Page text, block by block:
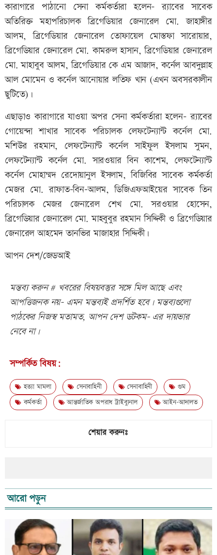
কারাগারে পাঠানো সেনা কর্মকর্তারা হলেন- র‍্যাবের সাবেক
অতিরিক্ত মহাপরিচালক ব্রিগেডিয়ার জেনারেল মো. জাহাঙ্গীর
আলম, ব্রিগেডিয়ার জেনারেল তোফায়েল মোস্তফা সারোয়ার,
ব্রিগেডিয়ার জেনারেল মো. কামরুল হাসান, ব্রিগেডিয়ার জেনারেল
মো. মাহাবুব আলম, ব্রিগেডিয়ার কে এম আজাদ, কর্নেল আবদুল্লাহ
আল মোমেন ও কর্নেল আনোয়ার লতিফ খান (এখন অবসরকালীন
ছুটিতে)।
এছাড়াও কারাগারে যাওয়া অপর সেনা কর্মকর্তারা হলেন- র‍্যাবের
গোয়েন্দা শাখার সাবেক পরিচালক লেফটেন্যান্ট কর্নেল মো.
মশিউর রহমান, লেফটেন্যান্ট কর্নেল সাইফুল ইসলাম সুমন,
লেফটেন্যান্ট কর্নেল মো. সারওয়ার বিন কাশেম, লেফটেন্যান্ট
কর্নেল মোহাম্মদ রেদোয়ানুল ইসলাম, বিজিবির সাবেক কর্মকর্তা
মেজর মো. রাফাত-বিন-আলম, ডিজিএফআইয়ের সাবেক তিন
পরিচালক মেজর জেনারেল শেখ মো. সরওয়ার হোসেন,
ব্রিগেডিয়ার জেনারেল মো. মাহবুবুর রহমান সিদ্দিকী ও ব্রিগেডিয়ার
জেনারেল আহমেদ তানভির মাজাহার সিদ্দিকী।
আপন দেশ/জেডআই
মন্তব্য করুন # খবরের বিষয়বস্তুর সঙ্গে মিল আছে এবং
আপত্তিজনক নয়- এমন মন্তব্যই প্রদর্শিত হবে। মন্তব্যগুলো
পাঠকের নিজস্ব মতামত, আপন দেশ ডটকম- এর দায়ভার
নেবে না।
সম্পর্কিত বিষয়:
হত্যা মামলা সেনাবাহিনী সেনাবাহিনী
গুম
কর্মকর্তা
আন্তর্জাতিক অপরাধ ট্রাইব্যুনাল আইন-আদালত
শেয়ার করুনঃ
আরো পড়ুন